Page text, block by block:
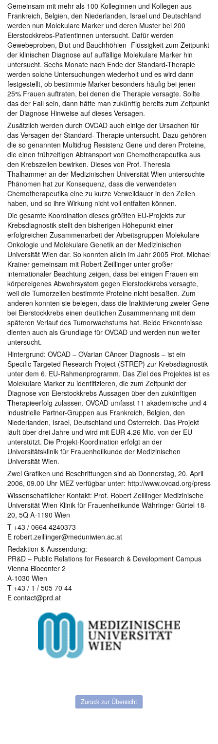
Gemeinsam mit mehr als 100 Kolleginnen und Kollegen aus
Frankreich, Belgien, den Niederlanden, Israel und Deutschland
werden nun Molekulare Marker und deren Muster bei 200
Eierstockkrebs-Patientinnen untersucht. Dafür werden
Gewebeproben, Blut und Bauchhöhlen- Flüssigkeit zum Zeitpunkt
der klinischen Diagnose auf auffällige Molekulare Marker hin
untersucht. Sechs Monate nach Ende der Standard-Therapie
werden solche Untersuchungen wiederholt und es wird dann
festgestellt, ob bestimmte Marker besonders häufig bei jenen
25% Frauen auftraten, bei denen die Therapie versagte. Sollte
das der Fall sein, dann hätte man zukünftig bereits zum Zeitpunkt
der Diagnose Hinweise auf dieses Versagen.
Zusätzlich werden durch OVCAD auch einige der Ursachen für
das Versagen der Standard- Therapie untersucht. Dazu gehören
die so genannten Multidrug Resistenz Gene und deren Proteine,
die einen frühzeitigen Abtransport von Chemotherapeutika aus
den Krebszellen bewirken. Dieses von Prof. Theresia
Thalhammer an der Medizinischen Universität Wien untersuchte
Phänomen hat zur Konsequenz, dass die verwendeten
Chemotherapeutika eine zu kurze Verweildauer in den Zellen
haben, und so ihre Wirkung nicht voll entfalten können.
Die gesamte Koordination dieses größten EU-Projekts zur
Krebsdiagnostik stellt den bisherigen Höhepunkt einer
erfolgreichen Zusammenarbeit der Arbeitsgruppen Molekulare
Onkologie und Molekulare Genetik an der Medizinischen
Universität Wien dar. So konnten allein im Jahr 2005 Prof. Michael
Krainer gemeinsam mit Robert Zeillinger unter großer
internationaler Beachtung zeigen, dass bei einigen Frauen ein
körpereigenes Abwehrsystem gegen Eierstockkrebs versagte,
weil die Tumorzellen bestimmte Proteine nicht besaßen. Zum
anderen konnten sie belegen, dass die Inaktivierung zweier Gene
bei Eierstockkrebs einen deutlichen Zusammenhang mit dem
späteren Verlauf des Tumorwachstums hat. Beide Erkenntnisse
dienten auch als Grundlage für OVCAD und werden nun weiter
untersucht.
Hintergrund: OVCAD – OVarian CAncer Diagnosis – ist ein
Specific Targeted Research Project (STREP) zur Krebsdiagnostik
unter dem 6. EU-Rahmenprogramm. Das Ziel des Projektes ist es
Molekulare Marker zu identifizieren, die zum Zeitpunkt der
Diagnose von Eierstockkrebs Aussagen über den zukünftigen
Therapieerfolg zulassen. OVCAD umfasst 11 akademische und 4
industrielle Partner-Gruppen aus Frankreich, Belgien, den
Niederlanden, Israel, Deutschland und Österreich. Das Projekt
läuft über drei Jahre und wird mit EUR 4.26 Mio. von der EU
unterstützt. Die Projekt-Koordination erfolgt an der
Universitätsklinik für Frauenheilkunde der Medizinischen
Universität Wien.
Zwei Grafiken und Beschriftungen sind ab Donnerstag, 20. April
2006, 09.00 Uhr MEZ verfügbar unter: http://www.ovcad.org/press
Wissenschaftlicher Kontakt: Prof. Robert Zeillinger Medizinische
Universität Wien Klinik für Frauenheilkunde Währinger Gürtel 18-
20, 5Q A-1190 Wien
T +43 / 0664 4240373
E robert.zeillinger@meduniwien.ac.at
Redaktion & Aussendung:
PR&D – Public Relations for Research & Development Campus
Vienna Biocenter 2
A-1030 Wien
T +43 / 1 / 505 70 44
E contact@prd.at
Zurück zur Übersicht